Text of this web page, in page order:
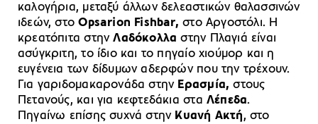
καλογήρια, μεταξύ άλλων δελεαστικών θαλασσινών
ιδεών, στοΟpsarion Fishbar, στο Αργοστόλι. Η
κρεατόπιτα στηνΛαδόκολλα στην Πλαγιά είναι
ασύγκριτη, το ίδιο και το πηγαίο χιούμορ και η
ευγένεια των δίδυμων αδερφών που την τρέχουν.
Για γαριδομακαρονάδα στηνΕρασμία, στους
Πετανούς, και για κεφτεδάκια στα Λέπεδα.
Πηγαίνω επίσης συχνά στην Κυανή Ακτή, στο